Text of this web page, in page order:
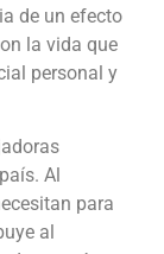
de un efecto
la vida que
personal y
Al
para
al